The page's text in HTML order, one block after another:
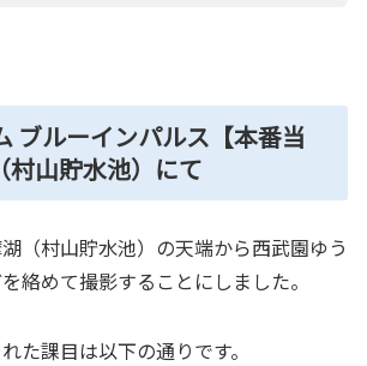
ブルーインパルス【本番当
村山貯水池）にて
（村山貯水池）の天端から西武園ゆう
絡めて撮影することにしました。
た課目は以下の通りです。